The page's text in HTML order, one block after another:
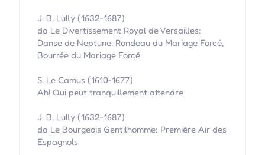
J. B. Lully (1632-1687)
da Le Divertissement Royal de Versailles:
Danse de Neptune, Rondeau du Mariage Forcé,
Bourrée du Mariage Forcé
S. Le Camus (1610-1677)
Ah! Qui peut tranquillement attendre
J. B. Lully (1632-1687)
da Le Bourgeois Gentilhomme: Première Air des
Espagnols